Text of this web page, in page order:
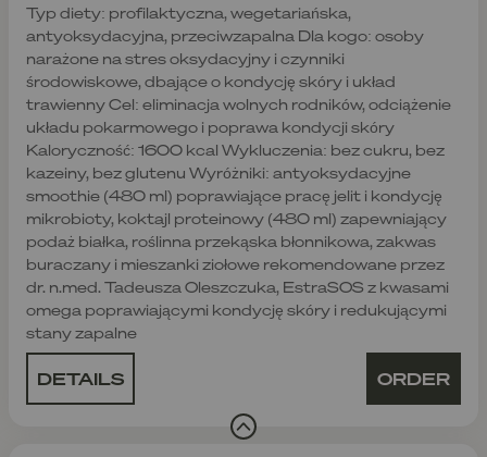
Typ diety: profilaktyczna, wegetariańska,
antyoksydacyjna, przeciwzapalna Dla kogo: osoby
narażone na stres oksydacyjny i czynniki
środowiskowe, dbające o kondycję skóry i układ
trawienny Cel: eliminacja wolnych rodników, odciążenie
układu pokarmowego i poprawa kondycji skóry
Kaloryczność: 1600 kcal Wykluczenia: bez cukru, bez
kazeiny, bez glutenu Wyróżniki: antyoksydacyjne
smoothie (480 ml) poprawiające pracę jelit i kondycję
mikrobioty, koktajl proteinowy (480 ml) zapewniający
podaż białka, roślinna przekąska błonnikowa, zakwas
buraczany i mieszanki ziołowe rekomendowane przez
dr. n.med. Tadeusza Oleszczuka, EstraSOS z kwasami
omega poprawiającymi kondycję skóry i redukującymi
stany zapalne
DETAILS ORDER